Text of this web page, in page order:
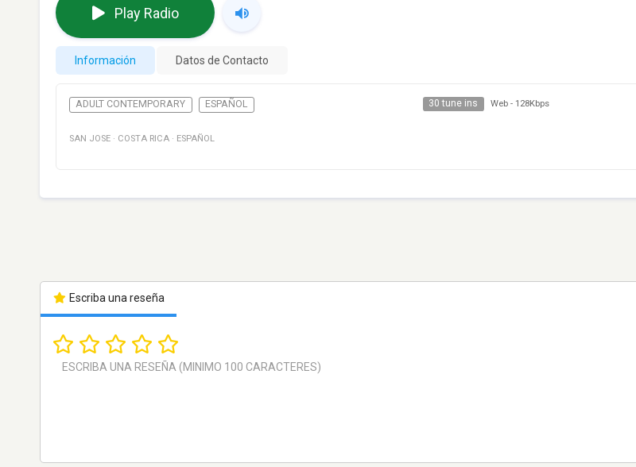
Play Radio
Información Datos de Contacto
ADULT CONTEMPORARY ESPAÑOL 30 tune ins Web - 128Kbps
SAN JOSE · COSTA RICA · ESPAÑOL
Escriba una reseña